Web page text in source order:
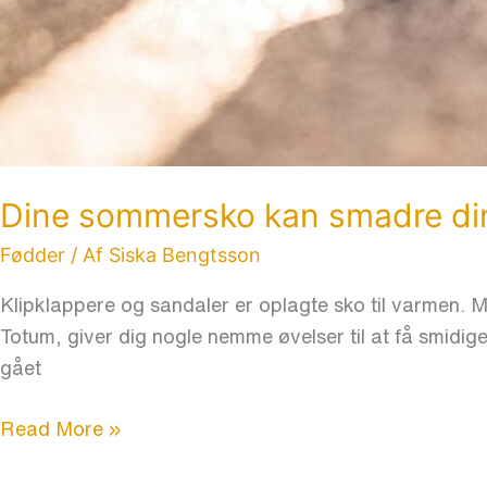
Dine sommersko kan smadre
Fødder / Af Siska Bengtsson
Klipklappere og sandaler er oplagte sko til varmen.
Totum, giver dig nogle nemme øvelser til at få
gået
Read More »